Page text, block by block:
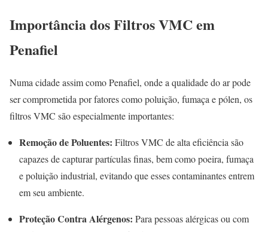
Importância dos Filtros VMC em
Penafiel
Numa cidade assim como Penafiel, onde a qualidade do ar pode
ser comprometida por fatores como poluição, fumaça e pólen, os
filtros VMC são especialmente importantes:
Remoção de Poluentes: Filtros VMC de alta eficiência são
capazes de capturar partículas finas, bem como poeira, fumaça
e poluição industrial, evitando que esses contaminantes entrem
em seu ambiente.
Proteção Contra Alérgenos: Para pessoas alérgicas ou com